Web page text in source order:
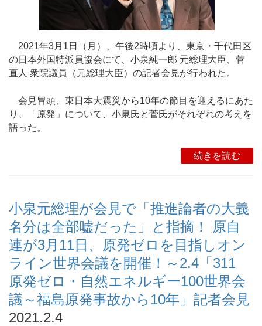
2021年3月1日（月）、午後2時頃より、東京・千代田区
の日本外国特派員協会にて、小泉純一郎 元総理大臣、菅
直人 衆院議員（元総理大臣）の記者会見が行われた。
会見冒頭、東日本大震災から10年の節目を迎えるにあた
り、「原発」について、小泉氏と菅氏がそれぞれの考えを
語った。
続きを読む
小泉元総理が会見で「推進論者の大義
名分は全部嘘だった」と指摘！ 原自
連が3月11日、原発ゼロを目指しオン
ライン世界会議を開催！～2.4「311
原発ゼロ・自然エネルギー100世界会
議～福島原発事故から10年」記者会見
2021.2.4